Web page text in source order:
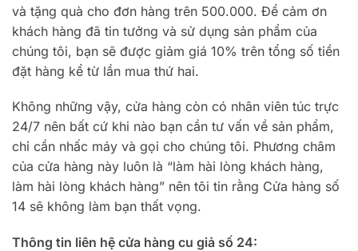
và tặng quà cho đơn hàng trên 500.000. Để cảm ơn
khách hàng đã tin tưởng và sử dụng sản phẩm của
chúng tôi, bạn sẽ được giảm giá 10% trên tổng số tiền
đặt hàng kể từ lần mua thứ hai.
Không những vậy, cửa hàng còn có nhân viên túc trực
24/7 nên bất cứ khi nào bạn cần tư vấn về sản phẩm,
chỉ cần nhấc máy và gọi cho chúng tôi. Phương châm
của cửa hàng này luôn là “làm hài lòng khách hàng,
làm hài lòng khách hàng” nên tôi tin rằng Cửa hàng số
14 sẽ không làm bạn thất vọng.
Thông tin liên hệ cửa hàng cu giả số 24: